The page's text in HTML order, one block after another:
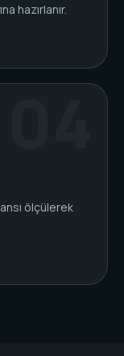
hazırlanır.
ölçülerek